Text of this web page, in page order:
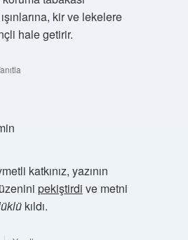
kir ve lekelere
hale getirir.
katkınız, yazının
pekiştirdi ve metni
kıldı.